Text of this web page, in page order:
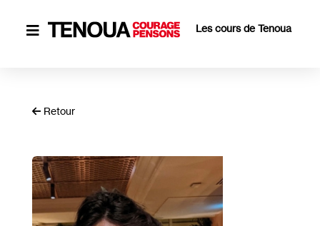
 Les cours de Tenoua
Retour